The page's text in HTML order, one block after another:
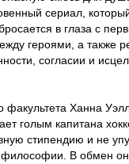
сериал,
в глаза с
героями, а также
согласии и
факультета Ханна
голым капитана
стипендию и не
В обмен